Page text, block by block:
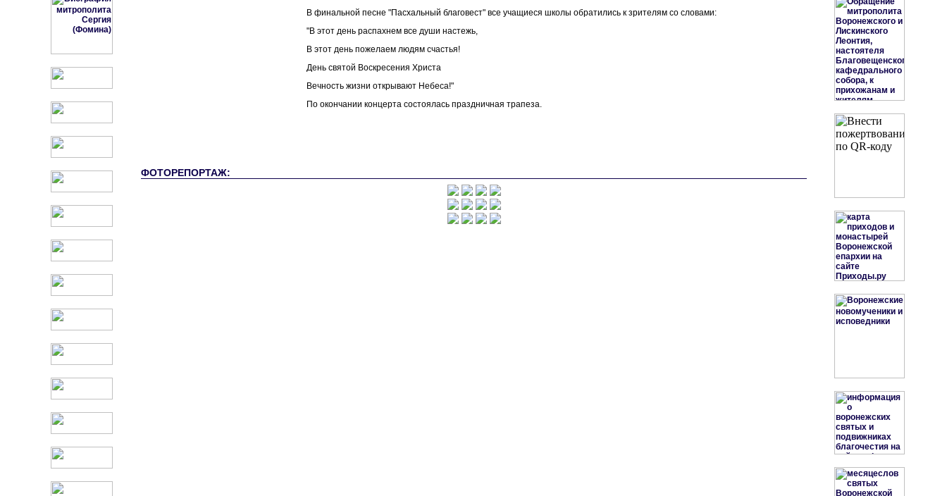
В финальной песне "Пасхальный благовест" все учащиеся школы обратились к зрителям со словами:
"В этот день распахнем все души настежь,
В этот день пожелаем людям счастья!
День святой Воскресения Христа
Вечность жизни открывают Небеса!"
По окончании концерта состоялась праздничная трапеза.
ФОТОРЕПОРТАЖ: